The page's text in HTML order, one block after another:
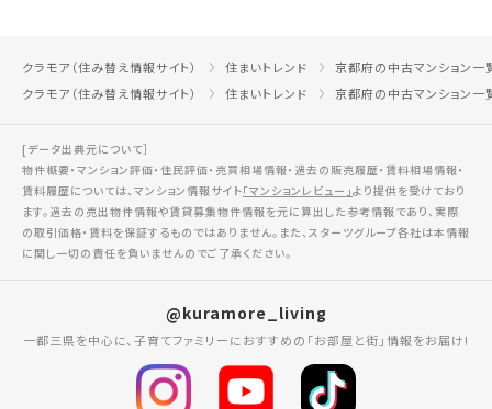
クラモア（住み替え情報サイト） 住まいトレンド
京都府の中古マンション一
クラモア（住み替え情報サイト）
住まいトレンド 京都府の中古マンション一
[データ出典元について］
物件概要・マンション評価・住民評価・売買相場情報・過去の販売履歴・賃料相場情報・
賃料履歴については、マンション情報サイト「マンションレビュー」より提供を受けており
ます。過去の売出物件情報や賃貸募集物件情報を元に算出した参考情報であり、実際
の取引価格・賃料を保証するものではありません。また、スターツグループ各社は本情報
に関し一切の責任を負いませんのでご了承ください。
@kuramore_living
一都三県を中心に、子育てファミリーにおすすめの「お部屋と街」情報をお届け!